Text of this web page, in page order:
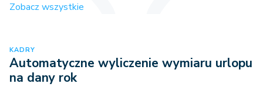
Zobacz wszystkie
KADRY
Automatyczne wyliczenie wymiaru urlopu
na dany rok